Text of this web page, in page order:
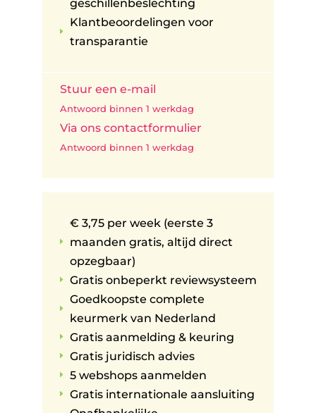
geschillenbeslechting
E
Klantbeoordelingen voor
transparantie
Stuur een e-mail
Antwoord binnen 1 werkdag
Via ons contactformulier
Antwoord binnen 1 werkdag
E
€ 3,75 per week (eerste 3
maanden gratis, altijd direct
opzegbaar)
E Gratis onbeperkt reviewsysteem
E
Goedkoopste complete
keurmerk van Nederland
E Gratis aanmelding & keuring
E Gratis juridisch advies
E 5 webshops aanmelden
E
Gratis internationale aansluiting